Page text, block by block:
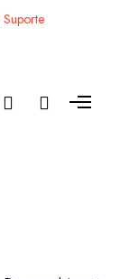
Suporte